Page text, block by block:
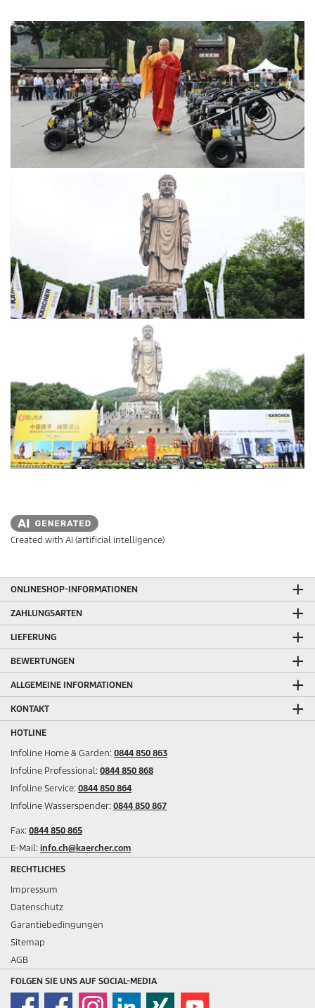
Created with AI (artificial intelligence)
ONLINESHOP-INFORMATIONEN
ZAHLUNGSARTEN
LIEFERUNG
BEWERTUNGEN
ALLGEMEINE INFORMATIONEN
KONTAKT
HOTLINE
Infoline Home & Garden: 0844 850 863
Infoline Professional: 0844 850 868
Infoline Service: 0844 850 864
Infoline Wasserspender: 0844 850 867
Fax: 0844 850 865
E-Mail: info.ch@kaercher.com
RECHTLICHES
Impressum
Datenschutz
Garantiebedingungen
Sitemap
AGB
FOLGEN SIE UNS AUF SOCIAL-MEDIA